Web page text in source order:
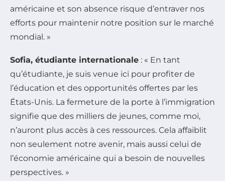
américaine et son absence risque d’entraver nos
efforts pour maintenir notre position sur le marché
mondial. »
Sofia, étudiante internationale : « En tant
qu’étudiante, je suis venue ici pour profiter de
l’éducation et des opportunités offertes par les
États-Unis. La fermeture de la porte à l’immigration
signifie que des milliers de jeunes, comme moi,
n’auront plus accès à ces ressources. Cela affaiblit
non seulement notre avenir, mais aussi celui de
l’économie américaine qui a besoin de nouvelles
perspectives. »